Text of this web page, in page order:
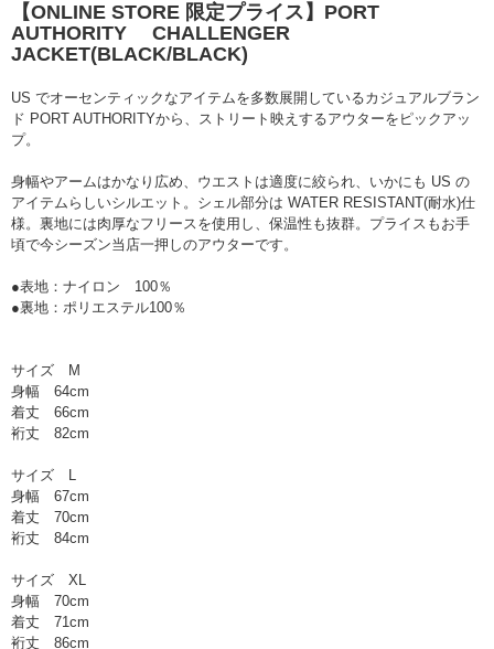
【ONLINE STORE 限定プライス】PORT
AUTHORITY CHALLENGER
JACKET(BLACK/BLACK)
US でオーセンティックなアイテムを多数展開しているカジュアルブラン
ド PORT AUTHORITYから、ストリート映えするアウターをピックアッ
プ。
身幅やアームはかなり広め、ウエストは適度に絞られ、いかにも US の
アイテムらしいシルエット。シェル部分は WATER RESISTANT(耐水)仕
様。裏地には肉厚なフリースを使用し、保温性も抜群。プライスもお手
頃で今シーズン当店一押しのアウターです。
●表地：ナイロン 100％
●裏地：ポリエステル100％
サイズ M
身幅 64cm
着丈 66cm
裄丈 82cm
サイズ L
身幅 67cm
着丈 70cm
裄丈 84cm
サイズ XL
身幅 70cm
着丈 71cm
裄丈 86cm